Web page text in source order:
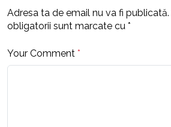
Adresa ta de email nu va fi publicată.
obligatorii sunt marcate cu *
Your Comment *